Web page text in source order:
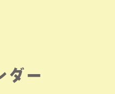
ダー